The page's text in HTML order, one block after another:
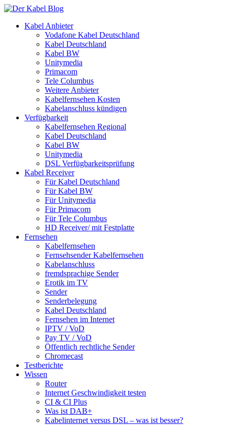
Kabel Anbieter
Vodafone Kabel Deutschland
Kabel Deutschland
Kabel BW
Unitymedia
Primacom
Tele Columbus
Weitere Anbieter
Kabelfernsehen Kosten
Kabelanschluss kündigen
Verfügbarkeit
Kabelfernsehen Regional
Kabel Deutschland
Kabel BW
Unitymedia
DSL Verfügbarkeitsprüfung
Kabel Receiver
Für Kabel Deutschland
Für Kabel BW
Für Unitymedia
Für Primacom
Für Tele Columbus
HD Receiver/ mit Festplatte
Fernsehen
Kabelfernsehen
Fernsehsender Kabelfernsehen
Kabelanschluss
fremdsprachige Sender
Erotik im TV
Sender
Senderbelegung
Kabel Deutschland
Fernsehen im Internet
IPTV / VoD
Pay TV / VoD
Öffentlich rechtliche Sender
Chromecast
Testberichte
Wissen
Router
Internet Geschwindigkeit testen
CI & CI Plus
Was ist DAB+
Kabelinternet versus DSL – was ist besser?